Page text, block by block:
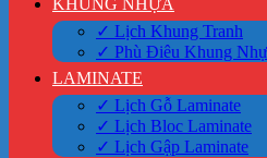
KHUNG NHỰA
✓ Lịch Khung Tranh
✓ Phù Điêu Khung
LAMINATE
✓ Lịch Gỗ Laminate
✓ Lịch Bloc Laminate
✓ Lịch Gập Laminate